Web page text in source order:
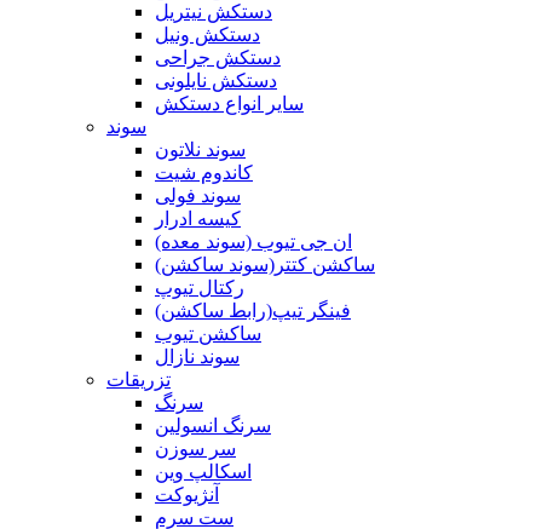
دستکش نیتریل
دستکش ونیل
دستکش جراحی
دستکش نایلونی
سایر انواع دستکش
سوند
سوند نلاتون
کاندوم شیت
سوند فولی
کیسه ادرار
ان جی تیوب (سوند معده)
ساکشن کتتر(سوند ساکشن)
رکتال تیوپ
فینگر تیپ(رابط ساکشن)
ساکشن تیوب
سوند نازال
تزریقات
سرنگ
سرنگ انسولین
سر سوزن
اسکالپ وین
آنژیوکت
ست سرم